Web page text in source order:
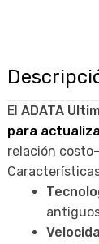
El ADATA
para
relación